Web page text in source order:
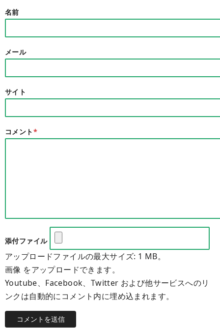
名前
メール
サイト
コメント*
添付ファイル
アップロードファイルの最大サイズ: 1 MB。
画像 をアップロードできます。
Youtube、Facebook、Twitter および他サービスへのリ
ンクは自動的にコメント内に埋め込まれます。